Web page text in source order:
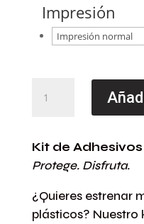
Impresión
Adhesivos
EXC
2008-
Simetría
Naranja-
Kit de
Protege. Disfruta.
¿Quieres estrenar
plásticos? Nuestro